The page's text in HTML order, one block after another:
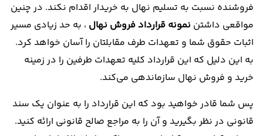
فروشنده نسبت به تسلیم نهال به خریدار اقدام نکند. در چنین
مواقعی داشتن نمونه قرارداد فروش نهال ، به حد زیادی مسیر
اثبات حقوق شما و تعهدات طرف مقابلتان را آسان خواهد کرد.
به این دلیل که این قرارداد کلیه تعهدات طرفین را در زمینه
خرید و فروش نهال سازماندهی می‌کند.
پس شما قادر خواهید بود که این قرارداد را به عنوان یک سند
قانونی در نظر بگیرید و آن را به مراجع صالح قانونی ارائه کنید.